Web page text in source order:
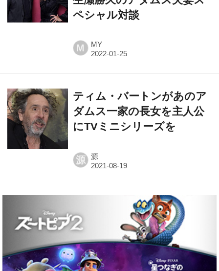
ペシャル対談
M MY
ティム・バートンがあのア
ダムス一家の長女を主人公
にTVミニシリーズを
源 源